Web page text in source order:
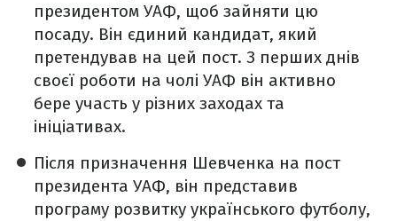
президентом УАФ, щоб зайняти цю
посаду. Він єдиний кандидат, який
претендував на цей пост. З перших днів
своєї роботи на чолі УАФ він активно
бере участь у різних заходах та
ініціативах.
Після призначення Шевченка на пост
президента УАФ, він представив
програму розвитку українського футболу,